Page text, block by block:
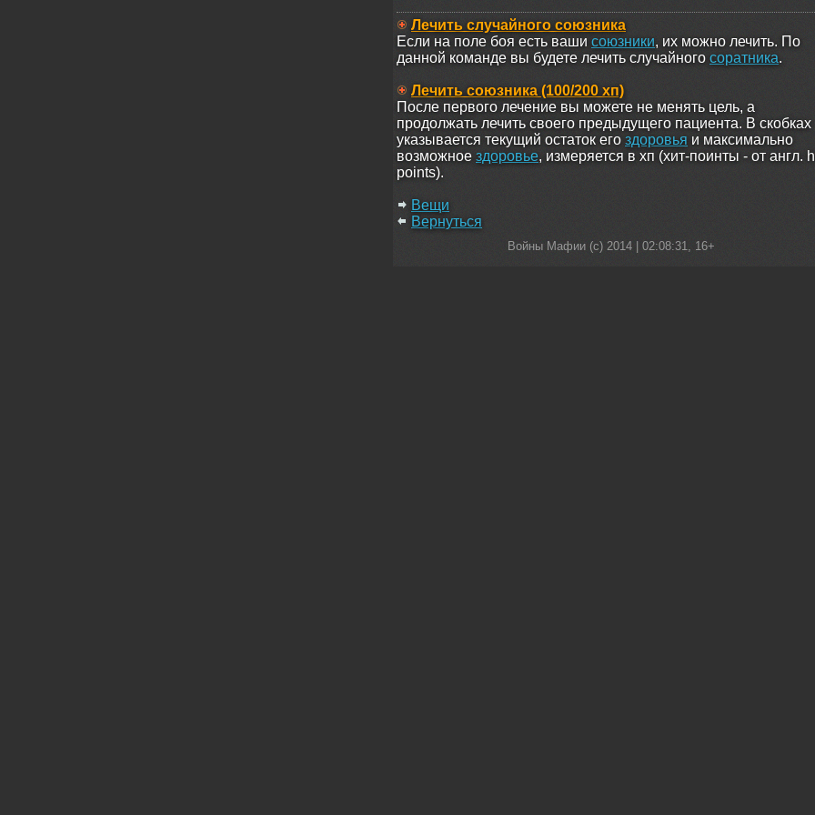
Лечить случайного союзника
Если на поле боя есть ваши союзники, их можно лечить. По
данной команде вы будете лечить случайного соратника.
Лечить союзника (100/200 хп)
После первого лечение вы можете не менять цель, а
продолжать лечить своего предыдущего пациента. В скобках
указывается текущий остаток его здоровья и максимально
возможное здоровье, измеряется в хп (хит-поинты - от англ.
points).
Вещи
Вернуться
Войны Мафии (c) 2014 | 02:08:31, 16+